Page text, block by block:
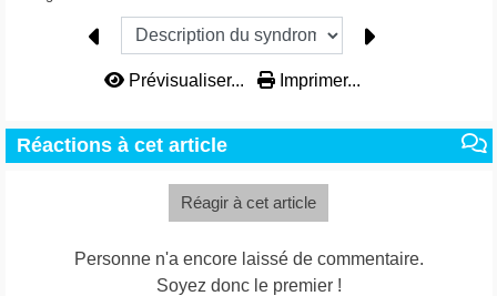
Prévisualiser... Imprimer...
Réactions à cet article
Réagir à cet article
Personne n'a encore laissé de commentaire.
Soyez donc le premier !